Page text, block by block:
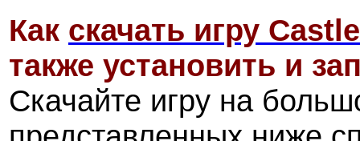
Как скачать игру
также установить и
Скачайте игру на